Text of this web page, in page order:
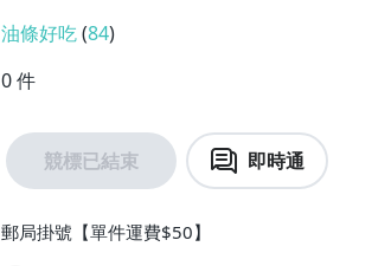
油條好吃 (84)
0件
競標已結束 即時通
郵局掛號【單件運費$50】